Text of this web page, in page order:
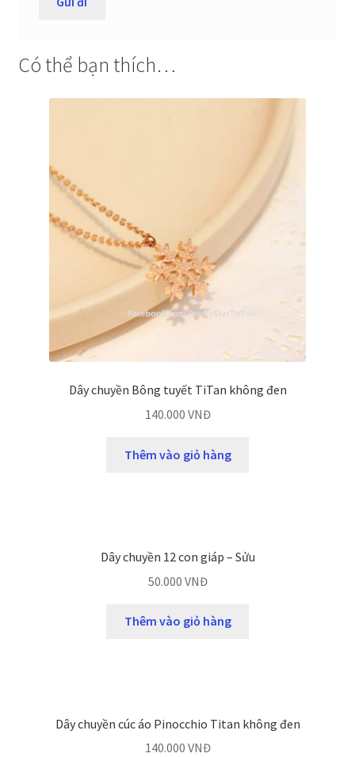
Có thể bạn thích…
Dây chuyền Bông tuyết TiTan không đen
140.000 VNĐ
Thêm vào giỏ hàng
Dây chuyền 12 con giáp – Sửu
50.000 VNĐ
Thêm vào giỏ hàng
Dây chuyền cúc áo Pinocchio Titan không đen
140.000 VNĐ